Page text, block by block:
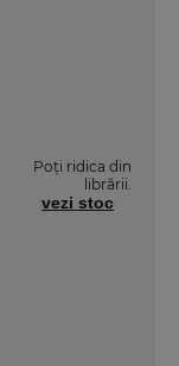
Poți ridica din
librării.
vezi stoc